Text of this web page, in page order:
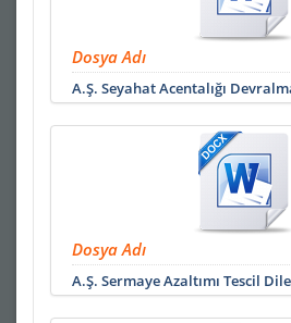
Dosya Adı
A.Ş. Seyahat Acentalığı
Dosya Adı
A.Ş. Sermaye Azaltımı Tescil